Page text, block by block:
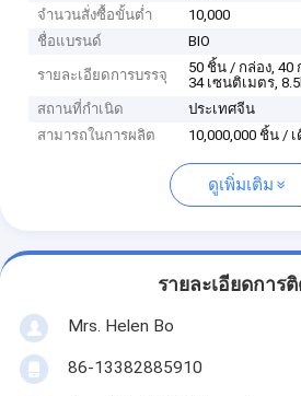
จำนวนสั่งซื้อขั้นต่ำ
10,000
ชื่อแบรนด์
BIO
รายละเอียดการบรรจุ
50 ชิ้น / กล่อง, 40
34 เซนติเมตร,
สถานที่กำเนิด
ประเทศจีน
สามารถในการผลิต
10,000,000 ชิ้น /
ดูเพิ่มเติม
รายละเอียดการ
Mrs. Helen Bo
86-13382885910